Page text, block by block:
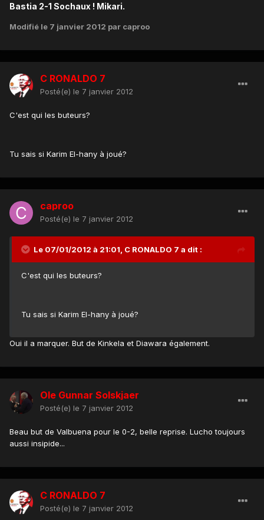
Bastia 2-1 Sochaux ! Mikari.
Modifié le 7 janvier 2012 par caproo
C RONALDO 7
Posté(e) le 7 janvier 2012
C'est qui les buteurs?
Tu sais si Karim El-hany à joué?
caproo
Posté(e) le 7 janvier 2012
Le 07/01/2012 à 21:01, C RONALDO 7 a dit :
C'est qui les buteurs?
Tu sais si Karim El-hany à joué?
Oui il a marquer. But de Kinkela et Diawara également.
Ole Gunnar Solskjaer
Posté(e) le 7 janvier 2012
Beau but de Valbuena pour le 0-2, belle reprise. Lucho toujours
aussi insipide...
C RONALDO 7
Posté(e) le 7 janvier 2012